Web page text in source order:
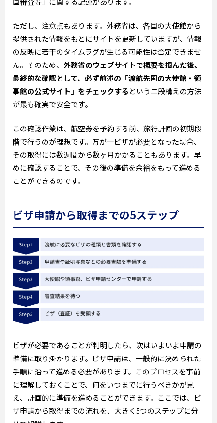
ただし、注意点もあります。外務省は、各国の大使館から
提供された情報をもとにサイトを更新していますが、情報
の反映に若干のタイムラグが生じる可能性は否定できませ
ん。そのため、 外務省のウェブサイトで概要を掴んだ後、
最終的な確認として、必ず前述の「渡航先国の大使館・領
事館の公式サイト」をチェックする という二段構えの方法
が最も確実で安全です。
この確認作業は、航空券を予約する前、旅行計画の初期段
階で行うのが理想です。万が一ビザが必要となった場合、
その取得には数週間から数ヶ月かかることもあります。早
めに確認することで、その後の準備を余裕をもって進める
ことができるのです。
ビザ申請から取得までの5ステップ
ビザが必要であることが判明したら、次はいよいよ申請の
準備に取り掛かります。ビザ申請は、一般的に決められた
手順に沿って進める必要があります。このプロセスを事前
に理解しておくことで、何をいつまでに行うべきかが見
え、計画的に準備を進めることができます。ここでは、ビ
ザ申請から取得までの流れを、大きく5つのステップに分